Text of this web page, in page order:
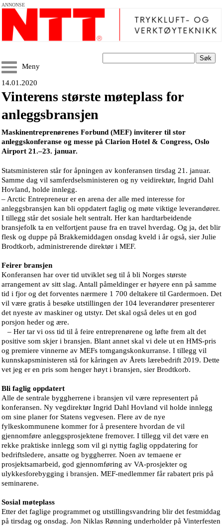
ANNONSE
Søk
Meny
14.01.2020
Vinterens største møteplass for
anleggsbransjen
Maskinentreprenørenes Forbund (MEF) inviterer til stor
anleggskonferanse og messe på Clarion Hotel & Congress, Oslo
Airport 21.–23. januar.
Statsministeren står for åpningen av konferansen tirsdag 21. januar.
Samme dag vil samferdselsministeren og ny veidirektør, Ingrid Dahl
Hovland, holde innlegg.
– Arctic Entrepreneur er en arena der alle med interesse for
anleggsbransjen kan bli oppdatert faglig og møte viktige leverandører.
I tillegg står det sosiale helt sentralt. Her kan hardtarbeidende
bransjefolk ta en velfortjent pause fra en travel hverdag. Og ja, det blir
flesk og duppe på Brakkemiddagen onsdag kveld i år også, sier Julie
Brodtkorb, administrerende direktør i MEF.
Feirer bransjen
Konferansen har over tid utviklet seg til å bli Norges største
arrangement av sitt slag. Antall påmeldinger er høyere enn på samme
tid i fjor og det forventes nærmere 1 700 deltakere til Gardermoen. Det
vil være gratis å besøke utstillingen der 104 leverandører presenterer
det nyeste av maskiner og utstyr. Det skal også deles ut en god
porsjon heder og ære.
– Her tar vi oss tid til å feire entreprenørene og løfte frem alt det
positive som skjer i bransjen. Blant annet skal vi dele ut en HMS-pris
og premiere vinnerne av MEFs tomgangskonkurranse. I tillegg vil
kunnskapsministeren stå for kåringen av Årets lærebedrift 2019. Dette
vet jeg er en pris som henger høyt i bransjen, sier Brodtkorb.
Bli faglig oppdatert
Alle de sentrale byggherrene i bransjen vil være representert på
konferansen. Ny vegdirektør Ingrid Dahl Hovland vil holde innlegg
om sine planer for Statens vegvesen. Flere av de nye
fylkeskommunene kommer for å presentere hvordan de vil
gjennomføre anleggsprosjektene fremover. I tillegg vil det være en
rekke praktiske innlegg som vil gi nyttig faglig oppdatering for
bedriftsledere, ansatte og byggherrer. Noen av temaene er
prosjektsamarbeid, god gjennomføring av VA-prosjekter og
ulykkesforebygging i bransjen. MEF-medlemmer får rabatert pris på
seminarene.
Sosial møteplass
Etter det faglige programmet og utstillingsvandring blir det festmiddag
på tirsdag og onsdag. Jon Niklas Rønning underholder på Vinterfesten